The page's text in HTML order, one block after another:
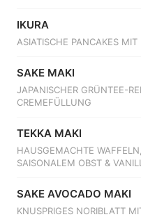
IKURA
ASIATISCHE PANCAKES
SAKE MAKI
JAPANISCHER GRÜNTEE-
CREMEFÜLLUNG
TEKKA MAKI
HAUSGEMACHTE
SAISONALEM OBST &
SAKE AVOCADO MAKI
KNUSPRIGES NORIBLATT